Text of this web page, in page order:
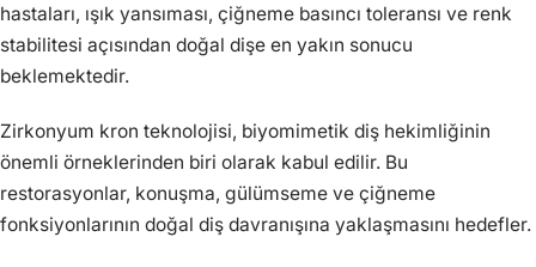
hastaları, ışık yansıması, çiğneme basıncı toleransı ve renk
stabilitesi açısından doğal dişe en yakın sonucu
beklemektedir.
Zirkonyum kron teknolojisi, biyomimetik diş hekimliğinin
önemli örneklerinden biri olarak kabul edilir. Bu
restorasyonlar, konuşma, gülümseme ve çiğneme
fonksiyonlarının doğal diş davranışına yaklaşmasını hedefler.